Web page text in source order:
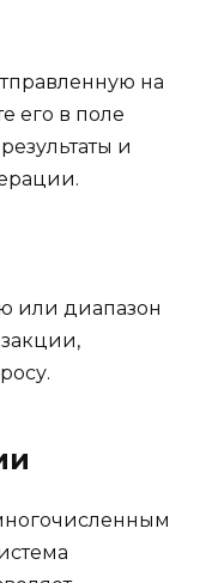
на
его в поле
и
или диапазон